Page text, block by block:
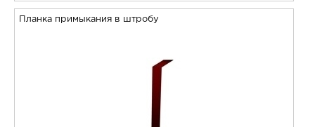
Планка примыкания в штробу